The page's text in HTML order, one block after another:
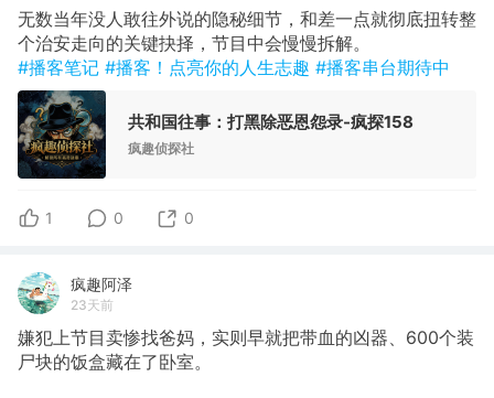
无数当年没人敢往外说的隐秘细节，和差一点就彻底扭转整
个治安走向的关键抉择，节目中会慢慢拆解。
#播客笔记 #播客！点亮你的人生志趣 #播客串台期待中
共和国往事：打黑除恶恩怨录-疯探158
疯趣侦探社
1 0 0
疯趣阿泽
23天前
嫌犯上节目卖惨找爸妈，实则早就把带血的凶器、600个装
尸块的饭盒藏在了卧室。